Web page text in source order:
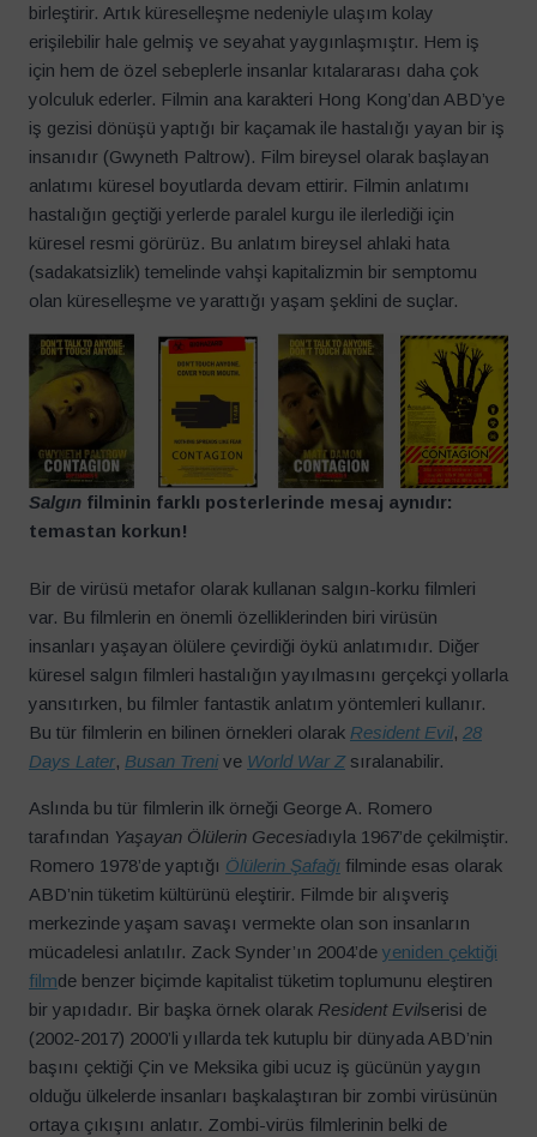
birleştirir. Artık küreselleşme nedeniyle ulaşım kolay
erişilebilir hale gelmiş ve seyahat yaygınlaşmıştır. Hem iş
için hem de özel sebeplerle insanlar kıtalararası daha çok
yolculuk ederler. Filmin ana karakteri Hong Kong’dan ABD’ye
iş gezisi dönüşü yaptığı bir kaçamak ile hastalığı yayan bir iş
insanıdır (Gwyneth Paltrow). Film bireysel olarak başlayan
anlatımı küresel boyutlarda devam ettirir. Filmin anlatımı
hastalığın geçtiği yerlerde paralel kurgu ile ilerlediği için
küresel resmi görürüz. Bu anlatım bireysel ahlaki hata
(sadakatsizlik) temelinde vahşi kapitalizmin bir semptomu
olan küreselleşme ve yarattığı yaşam şeklini de suçlar.
Salgın filminin farklı posterlerinde mesaj aynıdır:
temastan korkun!
Bir de virüsü metafor olarak kullanan salgın-korku filmleri
var. Bu filmlerin en önemli özelliklerinden biri virüsün
insanları yaşayan ölülere çevirdiği öykü anlatımıdır. Diğer
küresel salgın filmleri hastalığın yayılmasını gerçekçi yollarla
yansıtırken, bu filmler fantastik anlatım yöntemleri kullanır.
Bu tür filmlerin en bilinen örnekleri olarak Resident Evil, 28
Days Later, Busan Trenive World War Zsıralanabilir.
Aslında bu tür filmlerin ilk örneği George A. Romero
tarafından Yaşayan Ölülerin Gecesiadıyla 1967’de çekilmiştir.
Romero 1978’de yaptığı Ölülerin Şafağı filminde esas olarak
ABD’nin tüketim kültürünü eleştirir. Filmde bir alışveriş
merkezinde yaşam savaşı vermekte olan son insanların
mücadelesi anlatılır. Zack Synder’ın 2004’de yeniden çektiği
filmde benzer biçimde kapitalist tüketim toplumunu eleştiren
bir yapıdadır. Bir başka örnek olarak Resident Evilserisi de
(2002-2017) 2000’li yıllarda tek kutuplu bir dünyada ABD’nin
başını çektiği Çin ve Meksika gibi ucuz iş gücünün yaygın
olduğu ülkelerde insanları başkalaştıran bir zombi virüsünün
ortaya çıkışını anlatır. Zombi-virüs filmlerinin belki de